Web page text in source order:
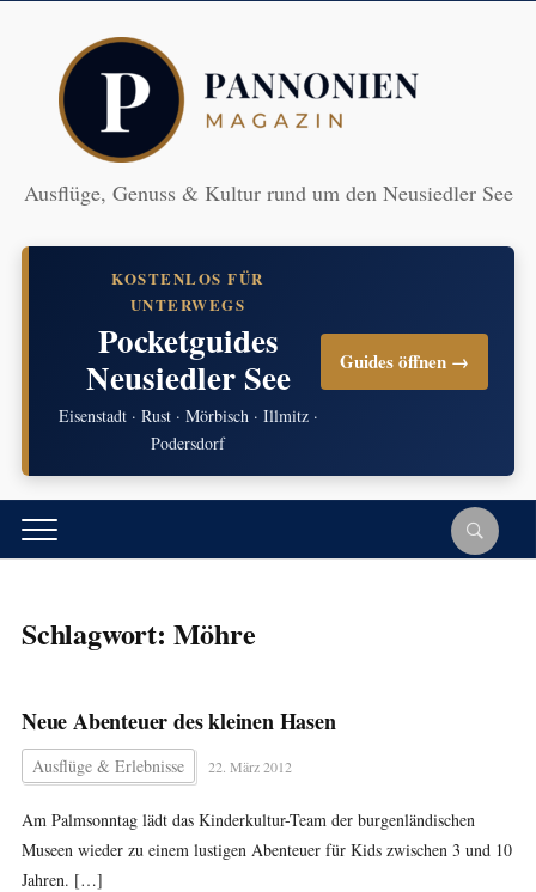
Ausflüge, Genuss & Kultur rund um den Neusiedler See
KOSTENLOS FÜR
UNTERWEGS
Pocketguides
Neusiedler See
Eisenstadt · Rust · Mörbisch · Illmitz ·
Podersdorf
Guides öffnen →
Schlagwort: Möhre
Neue Abenteuer des kleinen Hasen
Ausflüge & Erlebnisse 22. März 2012
Am Palmsonntag lädt das Kinderkultur-Team der burgenländischen
Museen wieder zu einem lustigen Abenteuer für Kids zwischen 3 und 10
Jahren. […]